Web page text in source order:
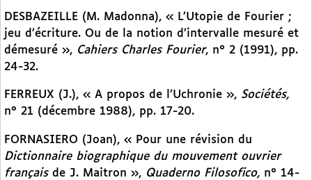
DESBAZEILLE (M. Madonna), « L’Utopie de Fourier ;
jeu d’écriture. Ou de la notion d’intervalle mesuré et
démesuré », Cahiers Charles Fourier, n° 2 (1991), pp.
24-32.
FERREUX (J.), « A propos de l’Uchronie », Sociétés,
n° 21 (décembre 1988), pp. 17-20.
FORNASIERO (Joan), « Pour une révision du
Dictionnaire biographique du mouvement ouvrier
françaisde J. Maitron », Quaderno Filosofico, n° 14-